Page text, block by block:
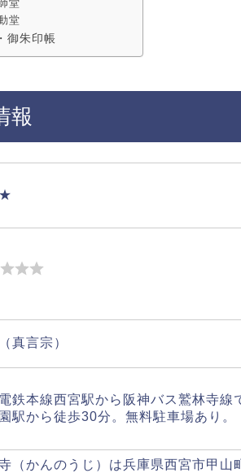
堂
堂
御朱印帳
報
真言宗）
鉄本線西宮駅から阪神バス鷲林寺
駅から徒歩30分。無料駐車場あり。
（かんのうじ）は兵庫県西宮市甲山